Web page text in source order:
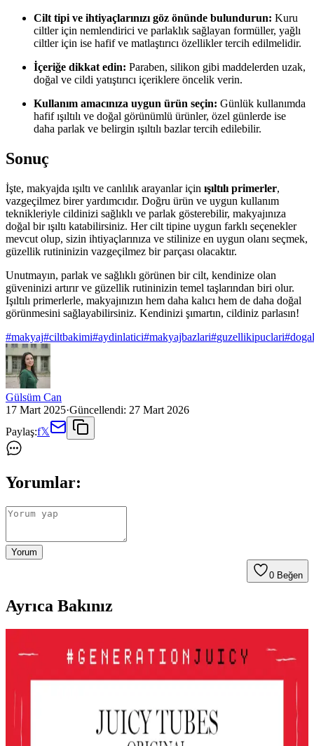
Cilt tipi ve ihtiyaçlarınızı göz önünde bulundurun: Kuru
ciltler için nemlendirici ve parlaklık sağlayan formüller, yağlı
ciltler için ise hafif ve matlaştırıcı özellikler tercih edilmelidir.
İçeriğe dikkat edin: Paraben, silikon gibi maddelerden uzak,
doğal ve cildi yatıştırıcı içeriklere öncelik verin.
Kullanım amacınıza uygun ürün seçin: Günlük kullanımda
hafif ışıltılı ve doğal görünümlü ürünler, özel günlerde ise
daha parlak ve belirgin ışıltılı bazlar tercih edilebilir.
Sonuç
İşte, makyajda ışıltı ve canlılık arayanlar için ışıltılı primerler,
vazgeçilmez birer yardımcıdır. Doğru ürün ve uygun kullanım
teknikleriyle cildinizi sağlıklı ve parlak gösterebilir, makyajınıza
doğal bir ışıltı katabilirsiniz. Her cilt tipine uygun farklı seçenekler
mevcut olup, sizin ihtiyaçlarınıza ve stilinize en uygun olanı seçmek,
güzellik rutininizin vazgeçilmez bir parçası olacaktır.
Unutmayın, parlak ve sağlıklı görünen bir cilt, kendinize olan
güveninizi artırır ve güzellik rutininizin temel taşlarından biri olur.
Işıltılı primerlerle, makyajınızın hem daha kalıcı hem de daha doğal
görünmesini sağlayabilirsiniz. Kendinizi şımartın, cildiniz parlasın!
#makyaj#ciltbakimi#aydinlatici#makyajbazlari#guzellikipuclari#
Gülsüm Can
17 Mart 2025·Güncellendi: 27 Mart 2026
Paylaş:f𝕏
Yorumlar:
Yorum
0 Beğen
Ayrıca Bakınız
Le Mabelle Altın Pembe Beyaz Glitter Simli Kız
Çocuk Jel Farı Pratik ve Işıltılı Göz Makyajı
Deneyimi
Le Mabelle'nin pembe, altın ve beyaz tonlarındaki jel farı, kolay
uygulama ve parlaklık sağlar. Çocuklar için uygun, pratik ve
eğlenceli göz makyajı seçeneği sunar.